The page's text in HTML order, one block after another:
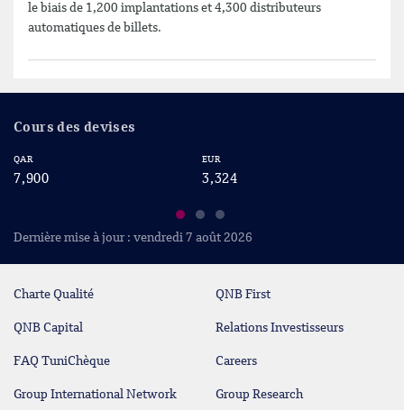
le biais de 1,200 implantations et 4,300 distributeurs
automatiques de billets.
Cours des devises
Dernière mise à jour : vendredi 7 août 2026
Charte Qualité QNB First
QNB Capital Relations Investisseurs
FAQ TuniChèque Careers
Group International Network Group Research